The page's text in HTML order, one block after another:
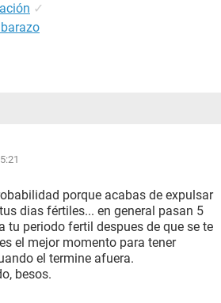
✓
porque acabas de expulsar
dias fértiles... en general pasan 5
tu periodo fertil despues de que se te
el mejor momento para tener
el termine afuera.
besos.